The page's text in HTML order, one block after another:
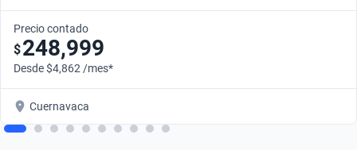
Precio contado
$248,999
Desde $4,862 /mes*
Cuernavaca